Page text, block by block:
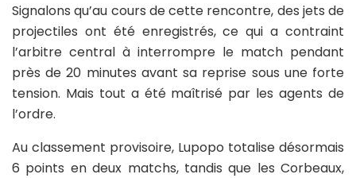
Signalons qu’au cours de cette rencontre, des jets de
projectiles ont été enregistrés, ce qui a contraint
l’arbitre central à interrompre le match pendant
près de 20 minutes avant sa reprise sous une forte
tension. Mais tout a été maîtrisé par les agents de
l’ordre.
Au classement provisoire, Lupopo totalise désormais
6 points en deux matchs, tandis que les Corbeaux,